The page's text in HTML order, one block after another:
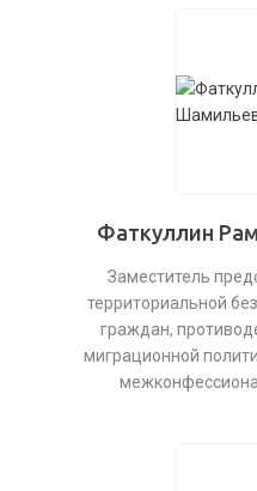
Фаткуллин
Заместитель
территориальной
граждан,
миграционной